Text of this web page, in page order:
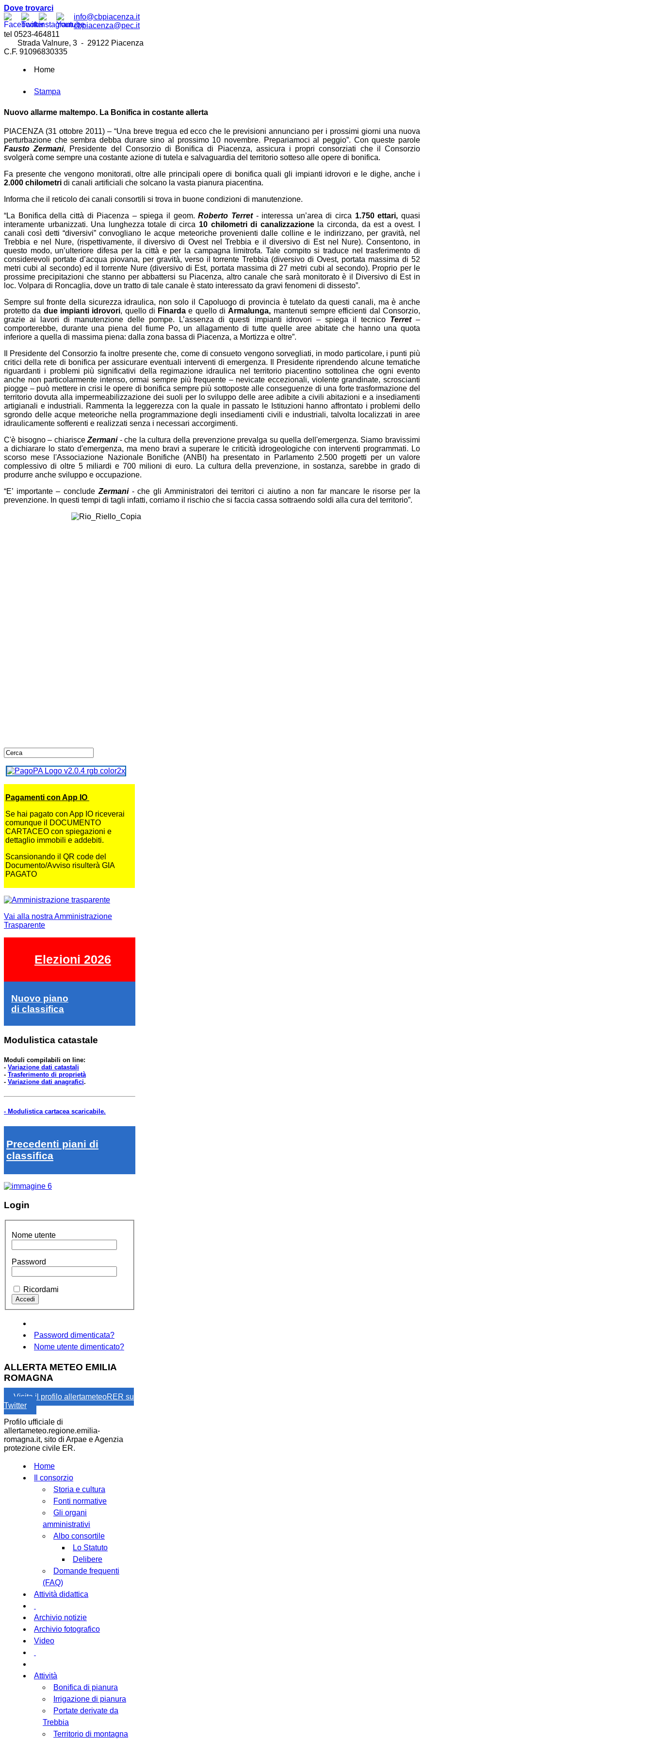
Dove trovarci
info@cbpiacenza.it
cbpiacenza@pec.it
tel 0523-464811
Strada Valnure, 3 - 29122 Piacenza
C.F. 91096830335
Home
Stampa
Nuovo allarme maltempo. La Bonifica in costante allerta
PIACENZA (31 ottobre 2011) – “Una breve tregua ed ecco che le previsioni annunciano per i prossimi giorni una nuova
perturbazione che sembra debba durare sino al prossimo 10 novembre. Prepariamoci al peggio”. Con queste parole
Fausto Zermani, Presidente del Consorzio di Bonifica di Piacenza, assicura i propri consorziati che il Consorzio
svolgerà come sempre una costante azione di tutela e salvaguardia del territorio sotteso alle opere di bonifica.
Fa presente che vengono monitorati, oltre alle principali opere di bonifica quali gli impianti idrovori e le dighe, anche i
2.000 chilometri di canali artificiali che solcano la vasta pianura piacentina.
Informa che il reticolo dei canali consortili si trova in buone condizioni di manutenzione.
“La Bonifica della città di Piacenza – spiega il geom.Roberto Terret- interessa un’area di circa 1.750 ettari, quasi
interamente urbanizzati. Una lunghezza totale di circa 10 chilometri di canalizzazionela circonda, da est a ovest. I
canali così detti “diversivi” convogliano le acque meteoriche provenienti dalle colline e le indirizzano, per gravità, nel
Trebbia e nel Nure, (rispettivamente, il diversivo di Ovest nel Trebbia e il diversivo di Est nel Nure). Consentono, in
questo modo, un’ulteriore difesa per la città e per la campagna limitrofa. Tale compito si traduce nel trasferimento di
considerevoli portate d’acqua piovana, per gravità, verso il torrente Trebbia (diversivo di Ovest, portata massima di 52
metri cubi al secondo) ed il torrente Nure (diversivo di Est, portata massima di 27 metri cubi al secondo). Proprio per le
prossime precipitazioni che stanno per abbattersi su Piacenza, altro canale che sarà monitorato è il Diversivo di Est in
loc. Volpara di Roncaglia, dove un tratto di tale canale è stato interessato da gravi fenomeni di dissesto”.
Sempre sul fronte della sicurezza idraulica, non solo il Capoluogo di provincia è tutelato da questi canali, ma è anche
protetto da due impianti idrovori, quello di Finarda e quello diArmalunga, mantenuti sempre efficienti dal Consorzio,
grazie ai lavori di manutenzione delle pompe. L’assenza di questi impianti idrovori – spiega il tecnico Terret–
comporterebbe, durante una piena del fiume Po, un allagamento di tutte quelle aree abitate che hanno una quota
inferiore a quella di massima piena: dalla zona bassa di Piacenza, a Mortizza e oltre”.
Il Presidente del Consorzio fa inoltre presente che, come di consueto vengono sorvegliati, in modo particolare, i punti più
critici della rete di bonifica per assicurare eventuali interventi di emergenza. Il Presidente riprendendo alcune tematiche
riguardanti i problemi più significativi della regimazione idraulica nel territorio piacentino sottolinea che ogni evento
anche non particolarmente intenso, ormai sempre più frequente – nevicate eccezionali, violente grandinate, scroscianti
piogge – può mettere in crisi le opere di bonifica sempre più sottoposte alle conseguenze di una forte trasformazione del
territorio dovuta alla impermeabilizzazione dei suoli per lo sviluppo delle aree adibite a civili abitazioni e a insediamenti
artigianali e industriali. Rammenta la leggerezza con la quale in passato le Istituzioni hanno affrontato i problemi dello
sgrondo delle acque meteoriche nella programmazione degli insediamenti civili e industriali, talvolta localizzati in aree
idraulicamente sofferenti e realizzati senza i necessari accorgimenti.
C'è bisogno – chiarisceZermani- che la cultura della prevenzione prevalga su quella dell'emergenza. Siamo bravissimi
a dichiarare lo stato d'emergenza, ma meno bravi a superare le criticità idrogeologiche con interventi programmati. Lo
scorso mese l'Associazione Nazionale Bonifiche (ANBI) ha presentato in Parlamento 2.500 progetti per un valore
complessivo di oltre 5 miliardi e 700 milioni di euro. La cultura della prevenzione, in sostanza, sarebbe in grado di
produrre anche sviluppo e occupazione.
“E’ importante – conclude Zermani- che gli Amministratori dei territori ci aiutino a non far mancare le risorse per la
prevenzione. In questi tempi di tagli infatti, corriamo il rischio che si faccia cassa sottraendo soldi alla cura del territorio”.
Pagamenti con App IO
Se hai pagato con App IO riceverai
comunque il DOCUMENTO
CARTACEO con spiegazioni e
dettaglio immobili e addebiti.
Scansionando il QR code del
Documento/Avviso risulterà GIA
PAGATO
Vai alla nostra Amministrazione
Trasparente
Elezioni 2026
Nuovo piano
di classifica
Modulistica catastale
Moduli compilabili on line:
- Variazione dati catastali
- Trasferimento di proprietà
- Variazione dati anagrafici.
- Modulistica cartacea scaricabile.
Precedenti piani di
classifica
Login
Nome utente
Password
Ricordami
Password dimenticata?
Nome utente dimenticato?
ALLERTA METEO EMILIA
ROMAGNA
Visita il profilo allertameteoRER su
Twitter
Profilo ufficiale di
allertameteo.regione.emilia-
romagna.it, sito di Arpae e Agenzia
protezione civile ER.
Home
Il consorzio
Storia e cultura
Fonti normative
Gli organi
amministrativi
Albo consortile
Lo Statuto
Delibere
Domande frequenti
(FAQ)
Attività didattica
Archivio notizie
Archivio fotografico
Video
Attività
Bonifica di pianura
Irrigazione di pianura
Portate derivate da
Trebbia
Territorio di montagna